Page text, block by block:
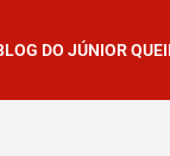
DO JÚNIOR